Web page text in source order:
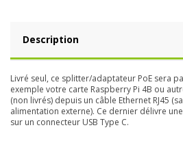
Description
Livré seul, ce splitter/adaptateur PoE sera
exemple votre carte Raspberry Pi 4B ou
(non livrés) depuis un câble Ethernet RJ45
alimentation externe). Ce dernier délivre
sur un connecteur USB Type C.